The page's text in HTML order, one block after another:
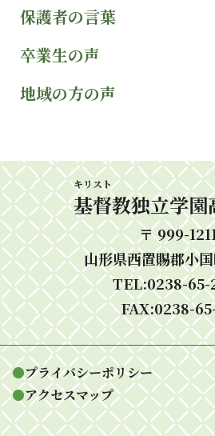
保護者の言葉
卒業生の声
地域の方の声
基督
キリスト
教独立学園
〒 999-
山形県西置賜郡小
TEL:0238-
FAX:0238-
●プライバシーポリシー
●アクセスマップ